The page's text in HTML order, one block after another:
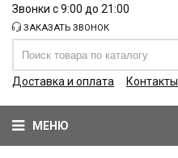
Звонки с 9:00 до 21:00
ЗАКАЗАТЬ ЗВОНОК
Доставка и оплата Контакты
МЕНЮ